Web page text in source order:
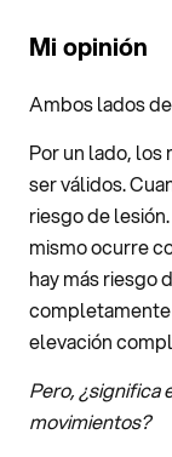
Mi opinión
Ambos lados
Por un lado, los
ser válidos.
riesgo de
mismo ocurre
hay más riesgo
completamente
elevación
Pero, ¿significa
movimientos?